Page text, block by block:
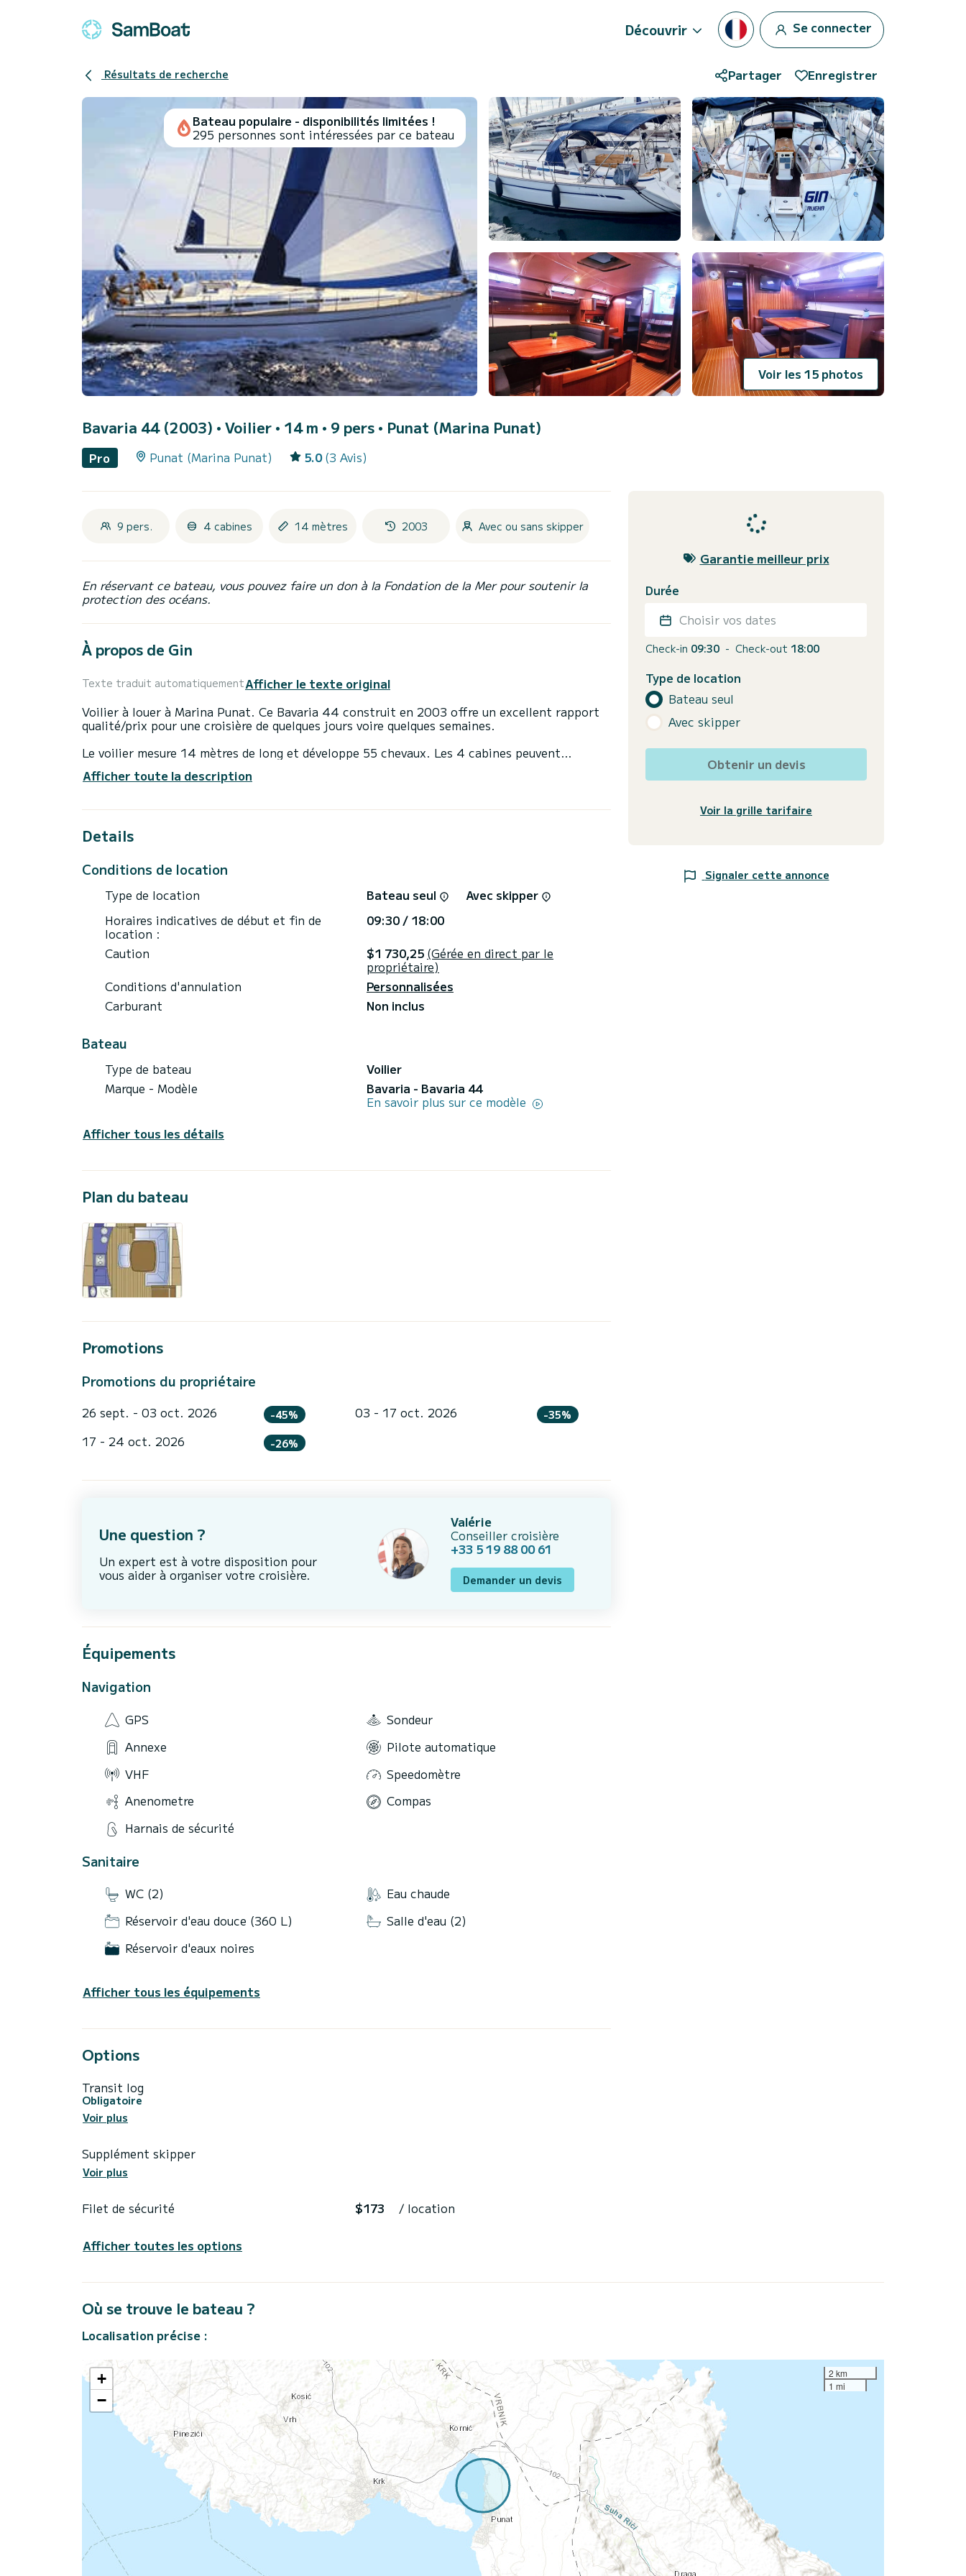
Découvrir Se connecter
Résultats de recherche Partager Enregistrer
Voir les 15 photos
Bateau populaire - disponibilités limitées !
295 personnes sont intéressées par ce bateau
Bavaria 44 (2003) • Voilier • 14 m • 9 pers • Punat (Marina Punat)
Pro Punat (Marina Punat) 5.0 (3 Avis)
9 pers. 4 cabines 14 mètres 2003 Avec ou sans skipper
En réservant ce bateau, vous pouvez faire un don à la Fondation de la Mer pour soutenir la
protection des océans.
À propos de Gin
Texte traduit automatiquementAfficher le texte original
Voilier à louer à Marina Punat. Ce Bavaria 44 construit en 2003 offre un excellent rapport
qualité/prix pour une croisière de quelques jours voire quelques semaines.
Le voilier mesure 14 mètres de long et développe 55 chevaux. Les 4 cabines peuvent
envoyer un message via la plateforme Samboat. Un conseiller SamBoat répondra à vos
Afficher toute la description
Details
Conditions de location
Type de location Bateau seul
Avec skipper
Horaires indicatives de début et fin de
location :
09:30 / 18:00
Caution
$1 730,25 (Gérée en direct par le
propriétaire)
Conditions d'annulation
Personnalisées
Carburant
Non inclus
Bateau
Type de bateau
Voilier
Marque - Modèle
Bavaria - Bavaria 44
En savoir plus sur ce modèle
Afficher tous les détails
Plan du bateau
Promotions
Promotions du propriétaire
26 sept. - 03 oct. 2026 -45% 03 - 17 oct. 2026 -35%
17 - 24 oct. 2026 -26%
Une question ?
Un expert est à votre disposition pour
vous aider à organiser votre croisière.
Valérie
Conseiller croisière
+33 5 19 88 00 61
Demander un devis
Équipements
Navigation
GPS
Sondeur
Annexe
Pilote automatique
VHF
Speedomètre
Anenometre
Compas
Harnais de sécurité
Sanitaire
WC (2)
Eau chaude
Réservoir d'eau douce (360 L)
Salle d'eau (2)
Réservoir d'eaux noires
Afficher tous les équipements
Options
Transit log
Obligatoire
Voir plus
Supplément skipper
Voir plus
Filet de sécurité $173 / location
Afficher toutes les options
Garantie meilleur prix
Durée
Choisir vos dates
Check-in 09:30 - Check-out 18:00
Type de location
Bateau seul
Avec skipper
Obtenir un devis
Voir la grille tarifaire
Signaler cette annonce
Où se trouve le bateau ?
Localisation précise :
+
−
2 km
1 mi